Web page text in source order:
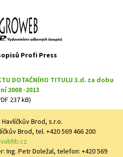
Profi Press
DOTAČNÍHO TITULU 3.d. za dobu
2008 -2013
237 kB)
Brod, s.r.o.
Brod, tel. +420 569 466 200
Ing. Petr Doležal, telefon: +420 569